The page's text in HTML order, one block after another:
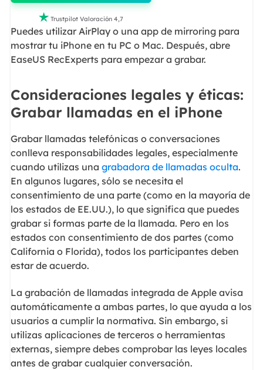
 Trustpilot Valoración 4,7
Puedes utilizar AirPlay o una app de mirroring para
mostrar tu iPhone en tu PC o Mac. Después, abre
EaseUS RecExperts para empezar a grabar.
Consideraciones legales y éticas:
Grabar llamadas en el iPhone
Grabar llamadas telefónicas o conversaciones
conlleva responsabilidades legales, especialmente
cuando utilizas una grabadora de llamadas oculta.
En algunos lugares, sólo se necesita el
consentimiento de una parte (como en la mayoría de
los estados de EE.UU.), lo que significa que puedes
grabar si formas parte de la llamada. Pero en los
estados con consentimiento de dos partes (como
California o Florida), todos los participantes deben
estar de acuerdo.
La grabación de llamadas integrada de Apple avisa
automáticamente a ambas partes, lo que ayuda a los
usuarios a cumplir la normativa. Sin embargo, si
utilizas aplicaciones de terceros o herramientas
externas, siempre debes comprobar las leyes locales
antes de grabar cualquier conversación.